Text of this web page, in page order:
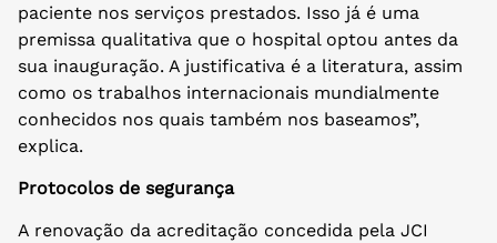
paciente nos serviços prestados. Isso já é uma
premissa qualitativa que o hospital optou antes da
sua inauguração. A justificativa é a literatura, assim
como os trabalhos internacionais mundialmente
conhecidos nos quais também nos baseamos”,
explica.
Protocolos de segurança
A renovação da acreditação concedida pela JCI